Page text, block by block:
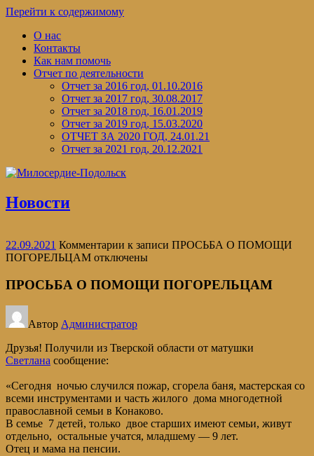
Перейти к содержимому
О нас
Контакты
Как нам помочь
Отчет по деятельности
Отчет за 2016 год, 01.10.2016
Отчет за 2017 год, 30.08.2017
Отчет за 2018 год, 16.01.2019
Отчет за 2019 год, 15.03.2020
ОТЧЕТ ЗА 2020 ГОД, 24.01.21
Отчет за 2021 год, 20.12.2021
Новости
22.09.2021 Комментарии к записи ПРОСЬБА О ПОМОЩИ
ПОГОРЕЛЬЦАМ отключены
ПРОСЬБА О ПОМОЩИ ПОГОРЕЛЬЦАМ
Автор Администратор
Друзья! Получили из Тверской области от матушки
Светлана сообщение:
«Сегодня ночью случился пожар, сгорела баня, мастерская со
всеми инструментами и часть жилого дома многодетной
православной семьи в Конаково.
В семье 7 детей, только двое старших имеют семьи, живут
отдельно, остальные учатся, младшему — 9 лет.
Отец и мама на пенсии.